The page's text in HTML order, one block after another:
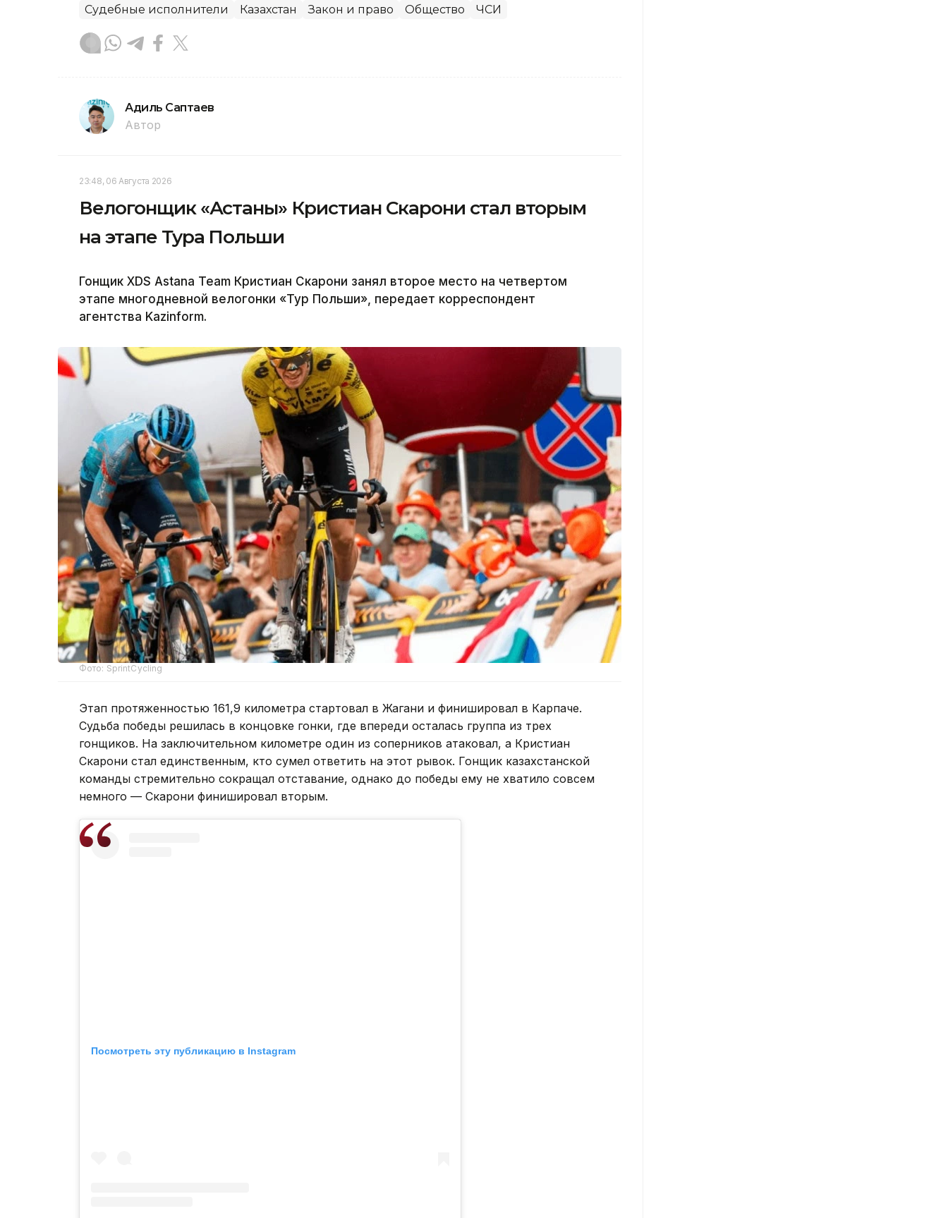
Судебные исполнители Казахстан Закон и право Общество ЧСИ
Адиль Саптаев
Автор
23:48, 06 Августа 2026
Велогонщик «Астаны» Кристиан Скарони стал вторым
на этапе Тура Польши
Гонщик XDS Astana Team Кристиан Скарони занял второе место на четвертом
этапе многодневной велогонки «Тур Польши», передает корреспондент
агентства Kazinform.
Фото: SprintCycling
Этап протяженностью 161,9 километра стартовал в Жагани и финишировал в Карпаче.
Судьба победы решилась в концовке гонки, где впереди осталась группа из трех
гонщиков. На заключительном километре один из соперников атаковал, а Кристиан
Скарони стал единственным, кто сумел ответить на этот рывок. Гонщик казахстанской
команды стремительно сокращал отставание, однако до победы ему не хватило совсем
немного — Скарони финишировал вторым.
Посмотреть эту публикацию в Instagram